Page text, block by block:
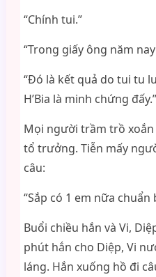
“Chính tui.”
“Trong giấy ông năm
“Đó là kết quả do tui tu
H’Bia là minh chứng đấy.”
Mọi người trầm trồ
tổ trưởng. Tiễn mấy
câu:
“Sắp có 1 em nữa
Buổi chiều hắn và Vi,
phút hắn cho Diệp, Vi
láng. Hắn xuống hồ đi